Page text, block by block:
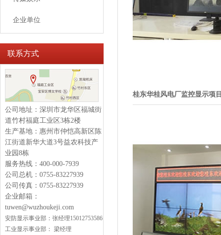
企业单位
联系方式
公司地址：深圳市龙华区福城街
道竹村福庭工业区3栋2楼
生产基地：惠州市仲恺高新区陈
江街道新华大道3号益农科技产
业园8栋
服务热线：400-000-7939
公司总机：0755-83227939
公司传真：0755-83227939
企业邮箱：
tuwen@wuzhoukeji.com
安防显示事业部： 张经理15012753586
工业显示事业部： 梁经理
桂东华桂风电厂监控显示项